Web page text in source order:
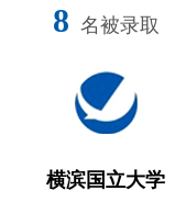
8 名被录取
横滨国立大学